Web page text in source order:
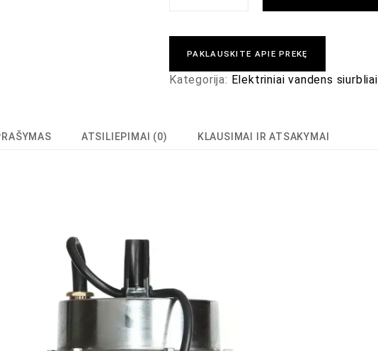
PAKLAUSKITE APIE PREKĘ
Kategorija: Elektriniai vandens siurbliai
ATSILIEPIMAI (0) KLAUSIMAI IR ATSAKYMAI